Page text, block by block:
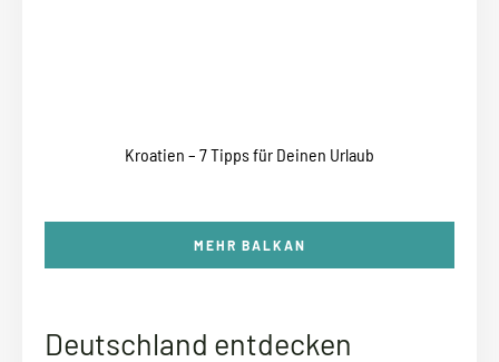
Kroatien – 7 Tipps für Deinen Urlaub
MEHR BALKAN
Deutschland entdecken